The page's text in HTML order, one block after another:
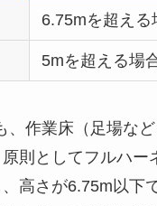
6.75mを超える
5mを超える場
、作業床（足場な
則としてフルハー
高さが6.75m以下